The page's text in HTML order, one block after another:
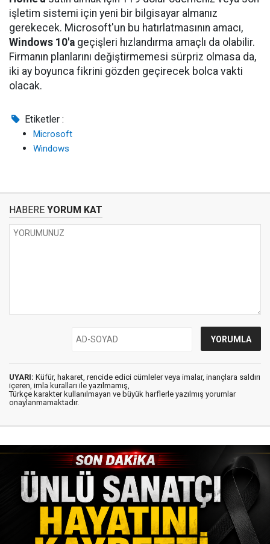
işletim sistemi için yeni bir bilgisayar almanız
gerekecek. Microsoft'un bu hatırlatmasının amacı,
Windows 10'a geçişleri hızlandırma amaçlı da olabilir.
Firmanın planlarını değiştirmemesi sürpriz olmasa da,
iki ay boyunca fikrini gözden geçirecek bolca vakti
olacak.
Etiketler :
Microsoft
Windows
HABERE YORUM KAT
UYARI: Küfür, hakaret, rencide edici cümleler veya imalar, inançlara saldırı
içeren, imla kuralları ile yazılmamış,
Türkçe karakter kullanılmayan ve büyük harflerle yazılmış yorumlar
onaylanmamaktadır.